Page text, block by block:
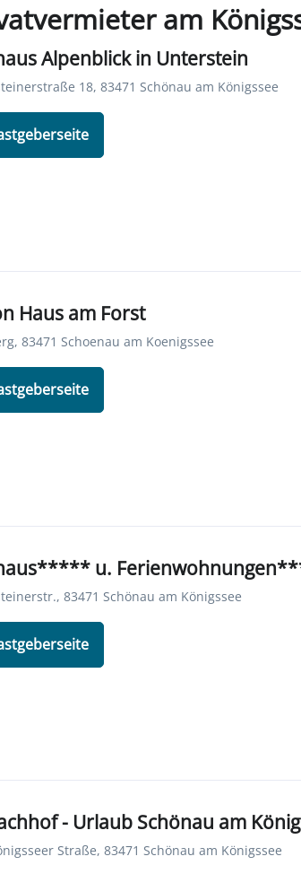
am
Alpenblick in Unterstein
18, 83471 Schönau am Königssee
Haus am Forst
83471 Schoenau am Koenigssee
u.
83471 Schönau am Königssee
- Urlaub Schönau am
Straße, 83471 Schönau am Königssee